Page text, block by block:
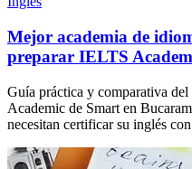
Mejor academia de
preparar IELTS
Guía práctica y comparativa
Academic de Smart en
necesitan certificar su inglés